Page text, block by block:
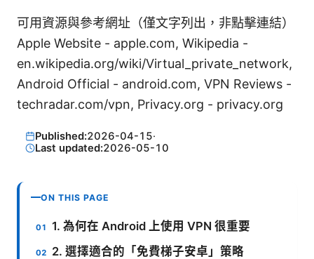
可用資源與參考網址（僅文字列出，非點擊連結）
Apple Website - apple.com, Wikipedia -
en.wikipedia.org/wiki/Virtual_private_network,
Android Official - android.com, VPN Reviews -
techradar.com/vpn, Privacy.org - privacy.org
Published:2026-04-15·
Last updated:2026-05-10
ON THIS PAGE
1. 為何在 Android 上使用 VPN 很重要
2. 選擇適合的「免費梯子安卓」策略